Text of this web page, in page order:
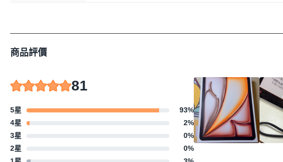
商品評價
81
5星 93%
4星
2%
3星
0%
2星
0%